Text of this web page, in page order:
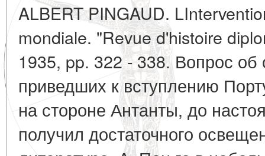
ALBERT PINGAUD.
mondiale. "Revue d'histoire
1935, pp. 322 - 338. Вопрос об
приведших к вступлению
на стороне Антанты, до
получил достаточного